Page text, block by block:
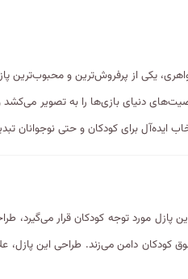
طرح سوپر ماریو سبز کد ۸۰۴۱، از برند جواهری، یکی از
دنیای بازی‌ها را به تصویر می‌کشد
پازل مورد توجه کودکان قرار
دامن می‌زند. طراحی این پازل،